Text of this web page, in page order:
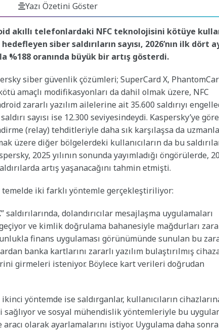
Yazı Özetini Göster
akıllı telefonlardaki NFC teknolojisini kötüye
siber saldırıların sayısı, 2026’nın ilk dört
%188 oranında büyük bir artış gösterdi.
siber güvenlik çözümleri; SuperCard X,
amaçlı modifikasyonları da dahil olmak üzere, NFC
zararlı yazılım ailelerine ait 35.600 saldırıyı
sayısı ise 12.300 seviyesindeydi. Kaspersky’ye göre
(relay) tehditleriyle daha sık karşılaşsa da
üzere diğer bölgelerdeki kullanıcıların da bu
2025 yılının sonunda yayımladığı öngörülerde,
artış yaşanacağını tahmin etmişti.
temelde iki farklı yöntemle gerçekleştiriliyor:
” saldırılarında, dolandırıcılar mesajlaşma uygulamaları
ve kimlik doğrulama bahanesiyle mağdurları
finans uygulaması görünümünde sunulan bu
banka kartlarını zararlı yazılım bulaştırılmış
girmeleri isteniyor. Böylece kart verileri doğrudan
yöntemde ise saldırganlar, kullanıcıların
ve sosyal mühendislik yöntemleriyle bu
aracı olarak ayarlamalarını istiyor. Uygulama daha sonra